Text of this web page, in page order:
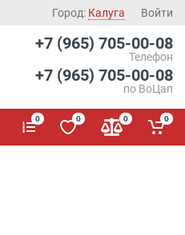
Город: Калуга Войти
+7 (965) 705-00-08
Телефон
+7 (965) 705-00-08
по ВоЦап
0 0 0 0